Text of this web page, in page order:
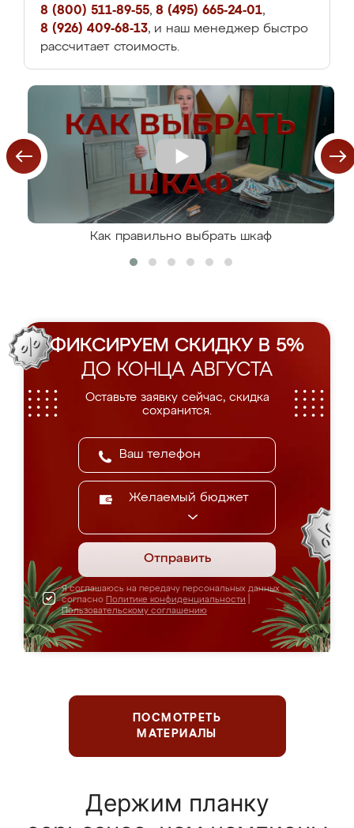
8 (800) 511-89-55, 8 (495) 665-24-01,
8 (926) 409-68-13, и наш менеджер быстро
рассчитает стоимость.
Как правильно выбрать шкаф
ФИКСИРУЕМ СКИДКУ В 5%
ДО КОНЦА АВГУСТА
Оставьте заявку сейчас, скидка
сохранится.
Желаемый бюджет
Отправить
Я соглашаюсь на передачу персональных данных
согласно Политике конфиденциальности
Пользовательскому соглашению
ПОСМОТРЕТЬ
МАТЕРИАЛЫ
Держим планку